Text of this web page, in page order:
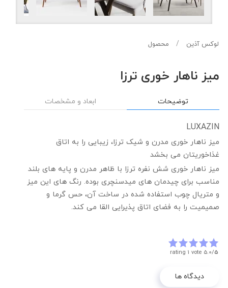
لوکس آذین محصول
میز ناهار خوری ترزا
توضیحات ابعاد و مشخصات
LUXAZIN
میز ناهار خوری مدرن و شیک ترزا، زیبایی را به اتاق
غذاخوریتان می بخشد
میز ناهار خوری شش نفره ترزا با ظاهر مدرن و پایه های بلند
مناسب برای چیدمان های میدسنچری بوده. رنگ های این میز
و متریال چوب استفاده شده در ساخت آن، حس گرما و
صمیمیت را به فضای اتاق پذیرایی القا می کند.
5.0/5
rating 1 vote
دیدگاه ها